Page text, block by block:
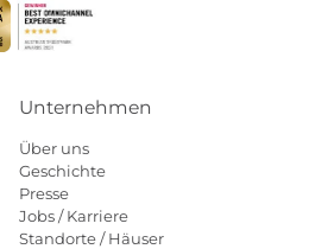
Unternehmen
Über uns
Geschichte
Presse
Jobs / Karriere
Standorte / Häuser